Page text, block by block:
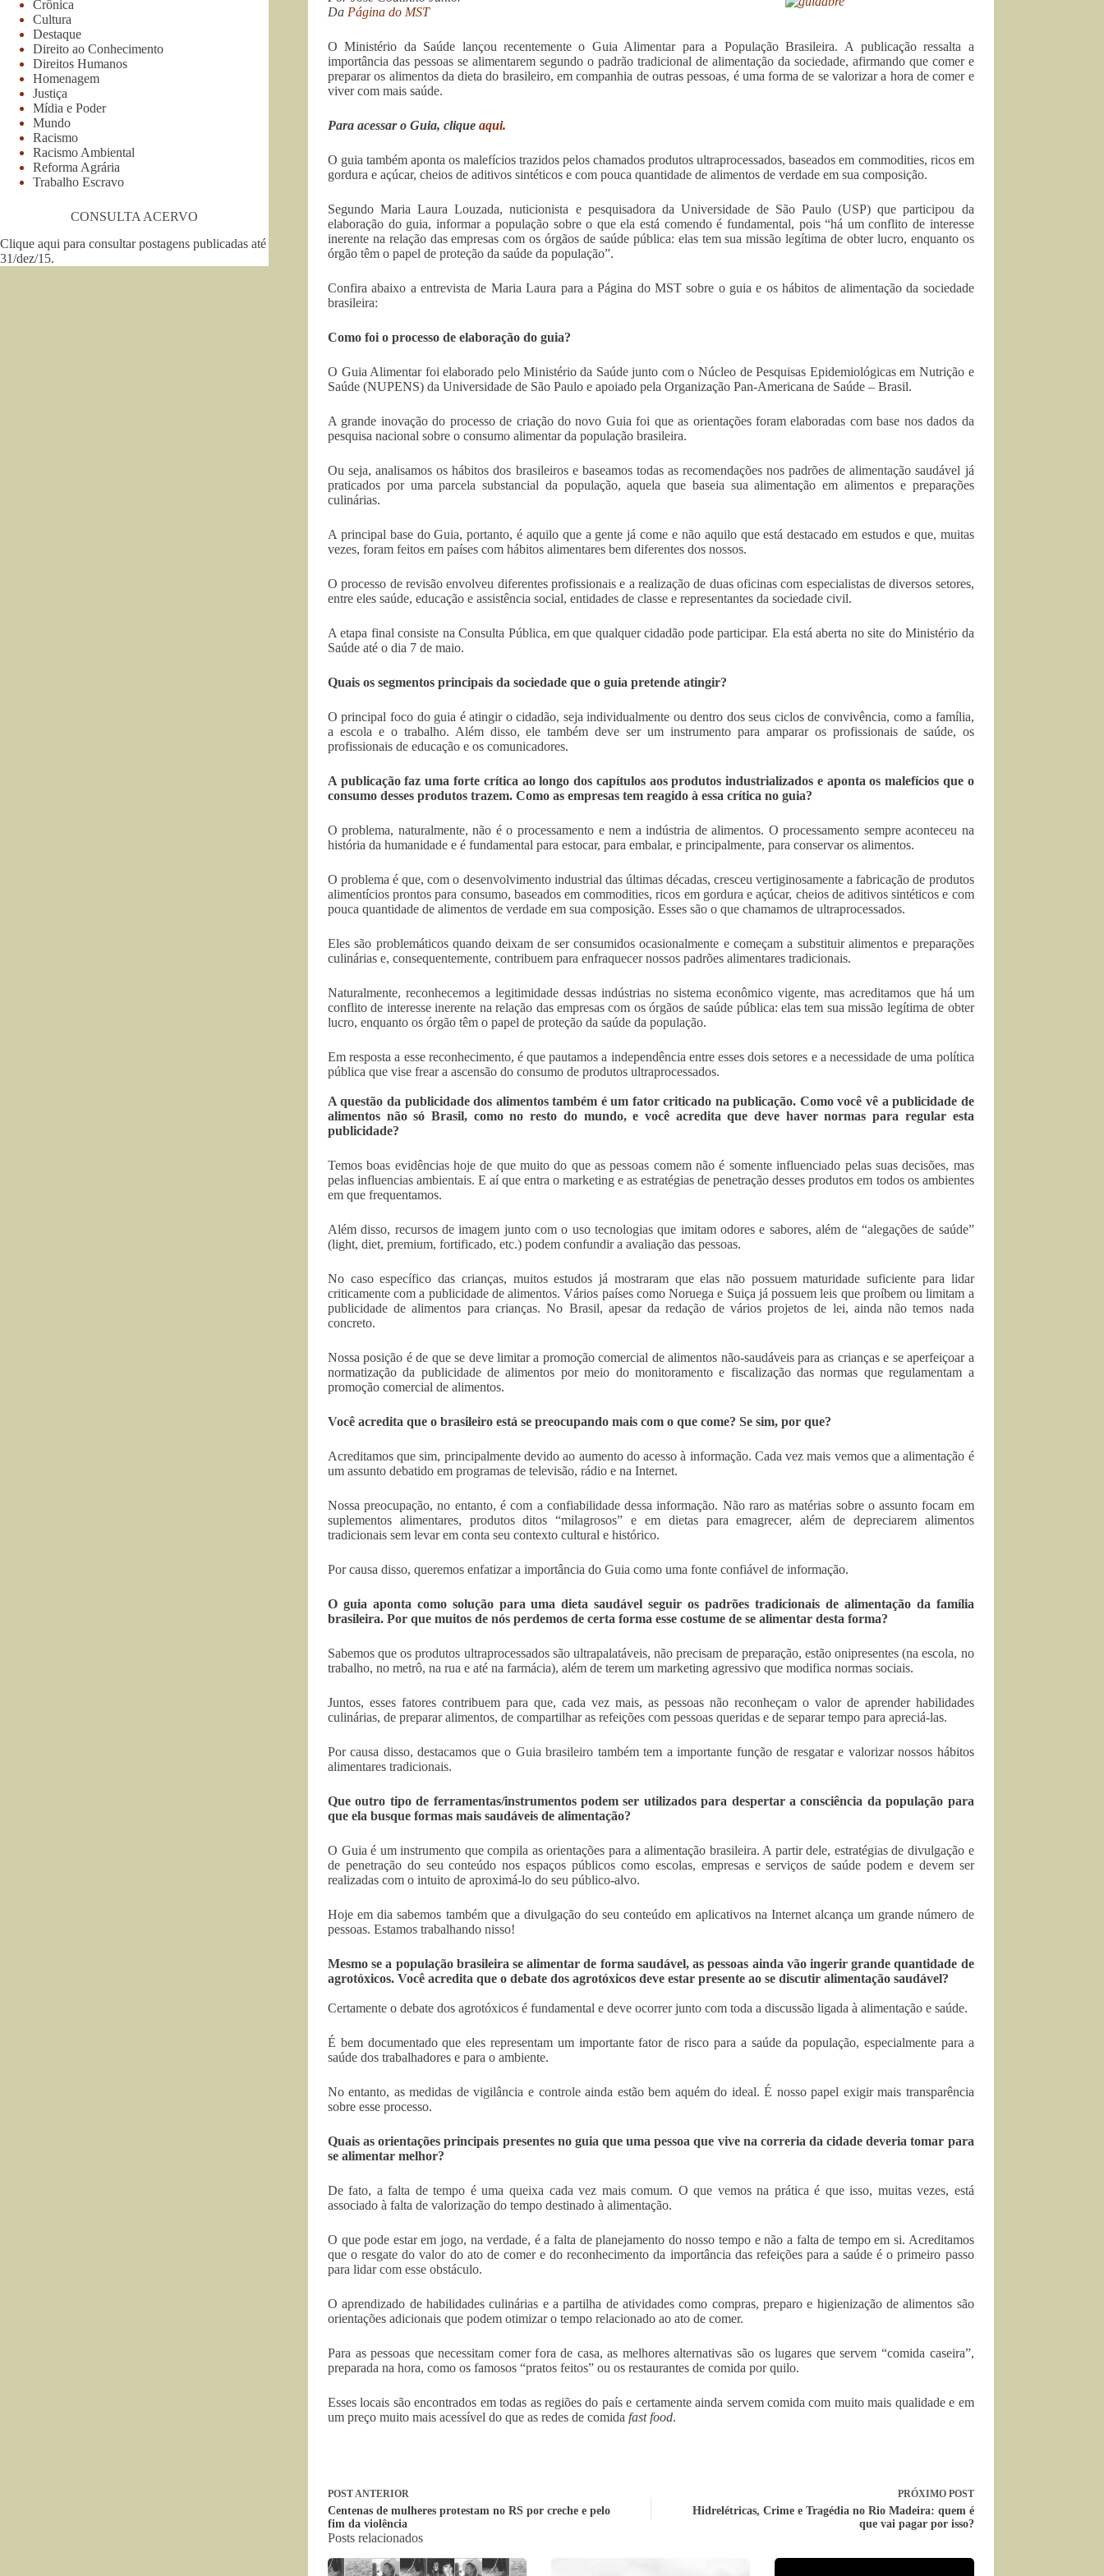
Da Página do MST
O Ministério da Saúde lançou recentemente o Guia Alimentar para a População Brasileira. A publicação ressalta a
importância das pessoas se alimentarem segundo o padrão tradicional de alimentação da sociedade, afirmando que comer e
preparar os alimentos da dieta do brasileiro, em companhia de outras pessoas, é uma forma de se valorizar a hora de comer e
viver com mais saúde.
Para acessar o Guia, clique aqui.
O guia também aponta os malefícios trazidos pelos chamados produtos ultraprocessados, baseados em commodities, ricos em
gordura e açúcar, cheios de aditivos sintéticos e com pouca quantidade de alimentos de verdade em sua composição.
Segundo Maria Laura Louzada, nuticionista e pesquisadora da Universidade de São Paulo (USP) que participou da
elaboração do guia, informar a população sobre o que ela está comendo é fundamental, pois “há um conflito de interesse
inerente na relação das empresas com os órgãos de saúde pública: elas tem sua missão legítima de obter lucro, enquanto os
órgão têm o papel de proteção da saúde da população”.
Confira abaixo a entrevista de Maria Laura para a Página do MST sobre o guia e os hábitos de alimentação da sociedade
brasileira:
Como foi o processo de elaboração do guia?
O Guia Alimentar foi elaborado pelo Ministério da Saúde junto com o Núcleo de Pesquisas Epidemiológicas em Nutrição e
Saúde (NUPENS) da Universidade de São Paulo e apoiado pela Organização Pan-Americana de Saúde – Brasil.
A grande inovação do processo de criação do novo Guia foi que as orientações foram elaboradas com base nos dados da
pesquisa nacional sobre o consumo alimentar da população brasileira.
Ou seja, analisamos os hábitos dos brasileiros e baseamos todas as recomendações nos padrões de alimentação saudável já
praticados por uma parcela substancial da população, aquela que baseia sua alimentação em alimentos e preparações
culinárias.
A principal base do Guia, portanto, é aquilo que a gente já come e não aquilo que está destacado em estudos e que, muitas
vezes, foram feitos em países com hábitos alimentares bem diferentes dos nossos.
O processo de revisão envolveu diferentes profissionais e a realização de duas oficinas com especialistas de diversos setores,
entre eles saúde, educação e assistência social, entidades de classe e representantes da sociedade civil.
A etapa final consiste na Consulta Pública, em que qualquer cidadão pode participar. Ela está aberta no site do Ministério da
Saúde até o dia 7 de maio.
Quais os segmentos principais da sociedade que o guia pretende atingir?
O principal foco do guia é atingir o cidadão, seja individualmente ou dentro dos seus ciclos de convivência, como a família,
a escola e o trabalho. Além disso, ele também deve ser um instrumento para amparar os profissionais de saúde, os
profissionais de educação e os comunicadores.
A publicação faz uma forte crítica ao longo dos capítulos aos produtos industrializados e aponta os malefícios que o
consumo desses produtos trazem. Como as empresas tem reagido à essa crítica no guia?
O problema, naturalmente, não é o processamento e nem a indústria de alimentos. O processamento sempre aconteceu na
história da humanidade e é fundamental para estocar, para embalar, e principalmente, para conservar os alimentos.
O problema é que, com o desenvolvimento industrial das últimas décadas, cresceu vertiginosamente a fabricação de produtos
alimentícios prontos para consumo, baseados em commodities, ricos em gordura e açúcar, cheios de aditivos sintéticos e com
pouca quantidade de alimentos de verdade em sua composição. Esses são o que chamamos de ultraprocessados.
Eles são problemáticos quando deixam de ser consumidos ocasionalmente e começam a substituir alimentos e preparações
culinárias e, consequentemente, contribuem para enfraquecer nossos padrões alimentares tradicionais.
Naturalmente, reconhecemos a legitimidade dessas indústrias no sistema econômico vigente, mas acreditamos que há um
conflito de interesse inerente na relação das empresas com os órgãos de saúde pública: elas tem sua missão legítima de obter
lucro, enquanto os órgão têm o papel de proteção da saúde da população.
Em resposta a esse reconhecimento, é que pautamos a independência entre esses dois setores e a necessidade de uma política
pública que vise frear a ascensão do consumo de produtos ultraprocessados.
A questão da publicidade dos alimentos também é um fator criticado na publicação. Como você vê a publicidade de
alimentos não só Brasil, como no resto do mundo, e você acredita que deve haver normas para regular esta
publicidade?
Temos boas evidências hoje de que muito do que as pessoas comem não é somente influenciado pelas suas decisões, mas
pelas influencias ambientais. E aí que entra o marketing e as estratégias de penetração desses produtos em todos os ambientes
em que frequentamos.
Além disso, recursos de imagem junto com o uso tecnologias que imitam odores e sabores, além de “alegações de saúde”
(light, diet, premium, fortificado, etc.) podem confundir a avaliação das pessoas.
No caso específico das crianças, muitos estudos já mostraram que elas não possuem maturidade suficiente para lidar
criticamente com a publicidade de alimentos. Vários países como Noruega e Suiça já possuem leis que proíbem ou limitam a
publicidade de alimentos para crianças. No Brasil, apesar da redação de vários projetos de lei, ainda não temos nada
concreto.
Nossa posição é de que se deve limitar a promoção comercial de alimentos não-saudáveis para as crianças e se aperfeiçoar a
normatização da publicidade de alimentos por meio do monitoramento e fiscalização das normas que regulamentam a
promoção comercial de alimentos.
Você acredita que o brasileiro está se preocupando mais com o que come? Se sim, por que?
Acreditamos que sim, principalmente devido ao aumento do acesso à informação. Cada vez mais vemos que a alimentação é
um assunto debatido em programas de televisão, rádio e na Internet.
Nossa preocupação, no entanto, é com a confiabilidade dessa informação. Não raro as matérias sobre o assunto focam em
suplementos alimentares, produtos ditos “milagrosos” e em dietas para emagrecer, além de depreciarem alimentos
tradicionais sem levar em conta seu contexto cultural e histórico.
Por causa disso, queremos enfatizar a importância do Guia como uma fonte confiável de informação.
O guia aponta como solução para uma dieta saudável seguir os padrões tradicionais de alimentação da família
brasileira. Por que muitos de nós perdemos de certa forma esse costume de se alimentar desta forma?
Sabemos que os produtos ultraprocessados são ultrapalatáveis, não precisam de preparação, estão onipresentes (na escola, no
trabalho, no metrô, na rua e até na farmácia), além de terem um marketing agressivo que modifica normas sociais.
Juntos, esses fatores contribuem para que, cada vez mais, as pessoas não reconheçam o valor de aprender habilidades
culinárias, de preparar alimentos, de compartilhar as refeições com pessoas queridas e de separar tempo para apreciá-las.
Por causa disso, destacamos que o Guia brasileiro também tem a importante função de resgatar e valorizar nossos hábitos
alimentares tradicionais.
Que outro tipo de ferramentas/instrumentos podem ser utilizados para despertar a consciência da população para
que ela busque formas mais saudáveis de alimentação?
O Guia é um instrumento que compila as orientações para a alimentação brasileira. A partir dele, estratégias de divulgação e
de penetração do seu conteúdo nos espaços públicos como escolas, empresas e serviços de saúde podem e devem ser
realizadas com o intuito de aproximá-lo do seu público-alvo.
Hoje em dia sabemos também que a divulgação do seu conteúdo em aplicativos na Internet alcança um grande número de
pessoas. Estamos trabalhando nisso!
Mesmo se a população brasileira se alimentar de forma saudável, as pessoas ainda vão ingerir grande quantidade de
agrotóxicos. Você acredita que o debate dos agrotóxicos deve estar presente ao se discutir alimentação saudável?
Certamente o debate dos agrotóxicos é fundamental e deve ocorrer junto com toda a discussão ligada à alimentação e saúde.
É bem documentado que eles representam um importante fator de risco para a saúde da população, especialmente para a
saúde dos trabalhadores e para o ambiente.
No entanto, as medidas de vigilância e controle ainda estão bem aquém do ideal. É nosso papel exigir mais transparência
sobre esse processo.
Quais as orientações principais presentes no guia que uma pessoa que vive na correria da cidade deveria tomar para
se alimentar melhor?
De fato, a falta de tempo é uma queixa cada vez mais comum. O que vemos na prática é que isso, muitas vezes, está
associado à falta de valorização do tempo destinado à alimentação.
O que pode estar em jogo, na verdade, é a falta de planejamento do nosso tempo e não a falta de tempo em si. Acreditamos
que o resgate do valor do ato de comer e do reconhecimento da importância das refeições para a saúde é o primeiro passo
para lidar com esse obstáculo.
O aprendizado de habilidades culinárias e a partilha de atividades como compras, preparo e higienização de alimentos são
orientações adicionais que podem otimizar o tempo relacionado ao ato de comer.
Para as pessoas que necessitam comer fora de casa, as melhores alternativas são os lugares que servem “comida caseira”,
preparada na hora, como os famosos “pratos feitos” ou os restaurantes de comida por quilo.
Esses locais são encontrados em todas as regiões do país e certamente ainda servem comida com muito mais qualidade e em
um preço muito mais acessível do que as redes de comida fast food.
POSTANTERIOR
Centenas de mulheres protestam no RS por creche e pelo
fim da violência
PRÓXIMO POST
Hidrelétricas, Crime e Tragédia no Rio Madeira: quem é
que vai pagar por isso?
Posts relacionados
Crônica
Cultura
Destaque
Direito ao Conhecimento
Direitos Humanos
Homenagem
Justiça
Mídia e Poder
Mundo
Racismo
Racismo Ambiental
Reforma Agrária
Trabalho Escravo
CONSULTA ACERVO
Clique aqui para consultar postagens publicadas até
31/dez/15.